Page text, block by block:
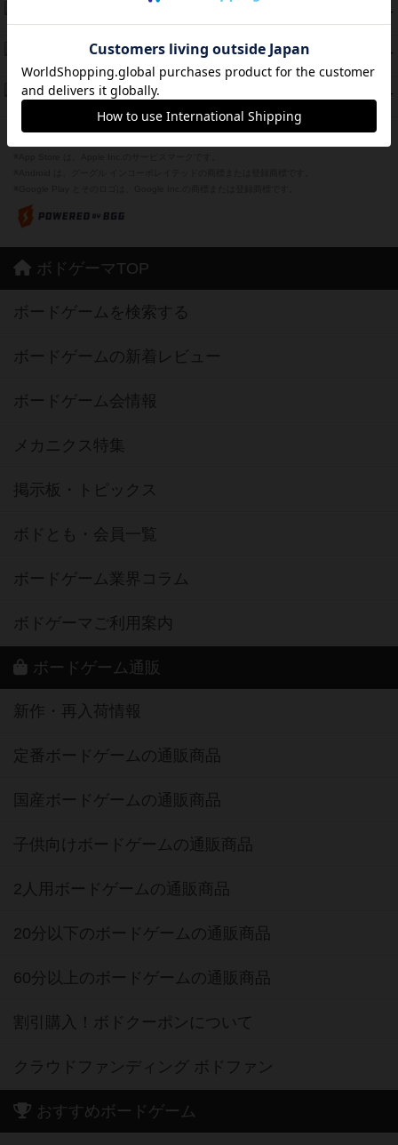
PT
紹介文あり 1件の投稿
PT
スーパーストア3000
37 PT
フリップ７：復讐心とともに
ボドゲーマTOP
ボードゲームを検索する
ボードゲームの新着レビュー
ボードゲーム会情報
メカニクス特集
掲示板・トピックス
ボドとも・会員一覧
ボードゲーム業界コラム
ボドゲーマご利用案内
ボードゲーム通販
新作・再入荷情報
定番ボードゲームの通販商品
国産ボードゲームの通販商品
子供向けボードゲームの通販商品
2人用ボードゲームの通販商品
20分以下のボードゲームの通販商品
60分以上のボードゲームの通販商品
割引購入！ボドクーポンについて
クラウドファンディング ボドファン
おすすめボードゲーム